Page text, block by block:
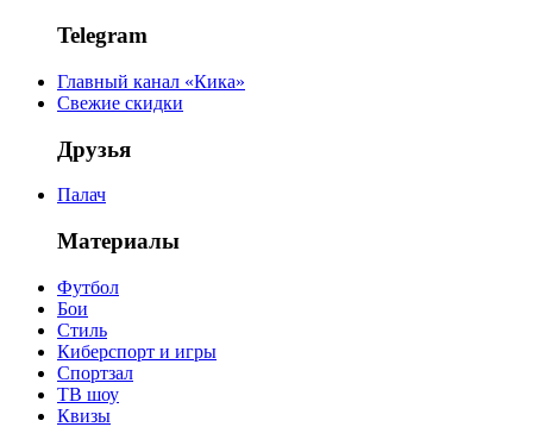
Telegram
Главный канал «Кика»
Свежие скидки
Друзья
Палач
Материалы
Футбол
Бои
Стиль
Киберспорт и игры
Спортзал
ТВ шоу
Квизы